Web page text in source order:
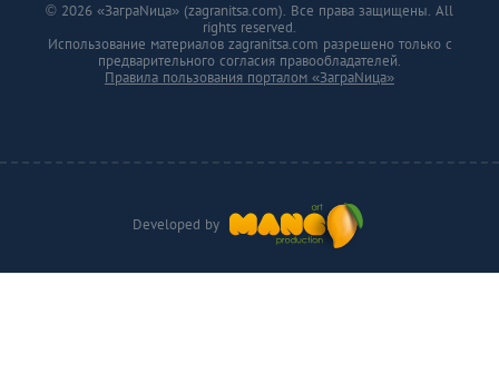
Developed by
© 2026 «ЗаграNица» (zagranitsa.com). Все права защищены. All
rights reserved.
Использование материалов zagranitsa.com разрешено только с
предварительного согласия правообладателей.
Правила пользования порталом «ЗаграNица»